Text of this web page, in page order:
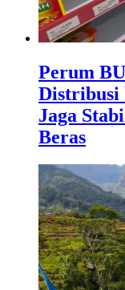
Perum
Distribusi
Jaga
Beras